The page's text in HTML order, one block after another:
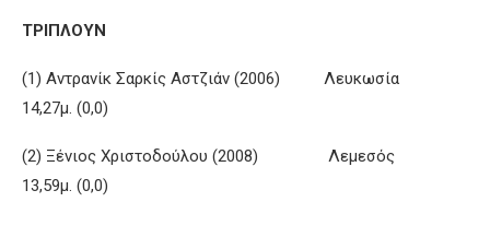
ΤΡΙΠΛΟΥΝ
(1) Αντρανίκ Σαρκίς Αστζιάν (2006) Λευκωσία
14,27μ. (0,0)
(2) Ξένιος Χριστοδούλου (2008) Λεμεσός
13,59μ. (0,0)